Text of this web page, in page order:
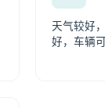
天气较好
好，车辆